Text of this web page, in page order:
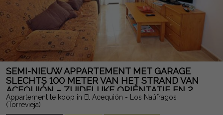
indicatief en niet juridisch bindend en kan fouten bevatten.
SEMI-NIEUW APPARTEMENT MET GARAGE
SLECHTS 100 METER VAN HET STRAND VAN
ACEQUIÓN – ZUIDELIJKE ORIËNTATIE EN 2
SLAAPKAMERS
Appartement te koop in El Acequión - Los Naúfragos
(Torrevieja)